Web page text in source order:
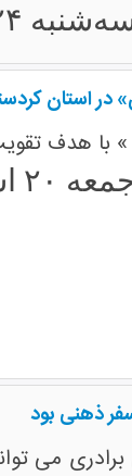
۲۴ اسفند ۱۳۹۵
در استان
» با هدف
۲۰ اسفند ۱۳۹۵
ذهنی بود
می